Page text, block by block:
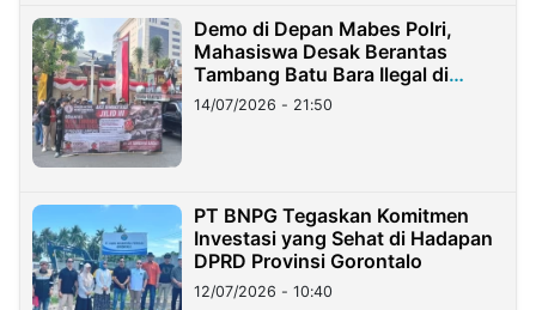
Demo di Depan Mabes Polri,
Mahasiswa Desak Berantas
Tambang Batu Bara Ilegal di
Lampung
14/07/2026 - 21:50
PT BNPG Tegaskan Komitmen
Investasi yang Sehat di Hadapan
DPRD Provinsi Gorontalo
12/07/2026 - 10:40